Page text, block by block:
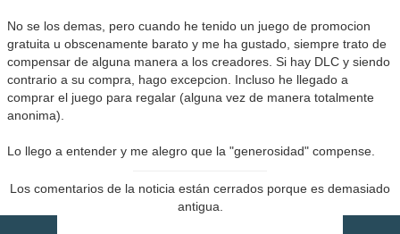
No se los demas, pero cuando he tenido un juego de promocion
gratuita u obscenamente barato y me ha gustado, siempre trato de
compensar de alguna manera a los creadores. Si hay DLC y siendo
contrario a su compra, hago excepcion. Incluso he llegado a
comprar el juego para regalar (alguna vez de manera totalmente
anonima).
Lo llego a entender y me alegro que la "generosidad" compense.
Los comentarios de la noticia están cerrados porque es demasiado
antigua.